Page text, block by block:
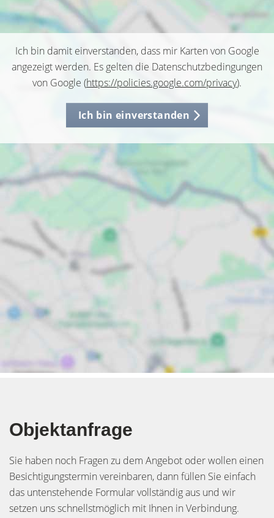
Ich bin damit einverstanden, dass mir Karten von Google
angezeigt werden. Es gelten die Datenschutzbedingungen
von Google (https://policies.google.com/privacy).
Ich bin einverstanden
Objektanfrage
Sie haben noch Fragen zu dem Angebot oder wollen einen
Besichtigungstermin vereinbaren, dann füllen Sie einfach
das untenstehende Formular vollständig aus und wir
setzen uns schnellstmöglich mit Ihnen in Verbindung.